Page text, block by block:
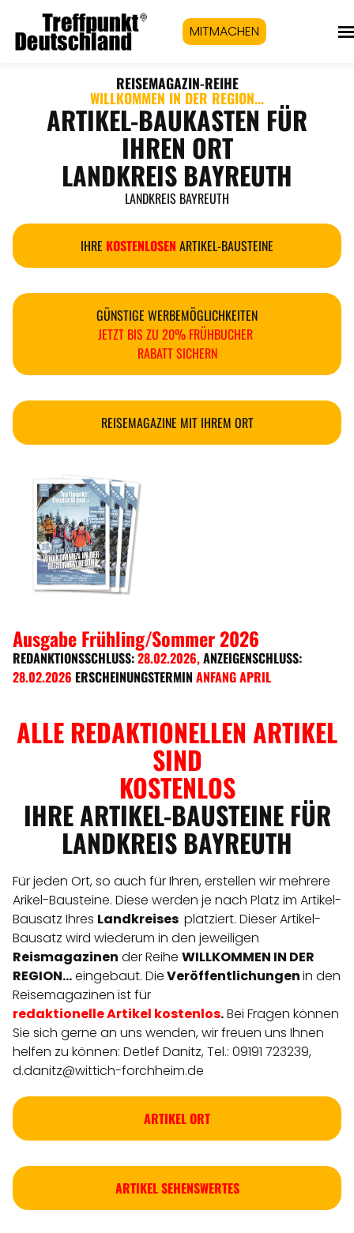
MITMACHEN
REISEMAGAZIN-REIHE
WILLKOMMEN IN DER REGION...
ARTIKEL-BAUKASTEN FÜR
IHREN ORT
LANDKREIS BAYREUTH
LANDKREIS BAYREUTH
IHRE KOSTENLOSEN ARTIKEL-BAUSTEINE
GÜNSTIGE WERBEMÖGLICHKEITEN
JETZT BIS ZU 20% FRÜHBUCHER
RABATT SICHERN
REISEMAGAZINE MIT IHREM ORT
Ausgabe Frühling/Sommer 2026
REDANKTIONSSCHLUSS:28.02.2026,ANZEIGENSCHLUSS:
28.02.2026 ERSCHEINUNGSTERMIN ANFANG APRIL
ALLE REDAKTIONELLEN ARTIKEL
SIND
KOSTENLOS
IHRE ARTIKEL-BAUSTEINE FÜR
LANDKREIS BAYREUTH
Für jeden Ort, so auch für Ihren, erstellen wir mehrere
Arikel-Bausteine. Diese werden je nach Platz im Artikel-
Bausatz Ihres Landkreises platziert. Dieser Artikel-
Bausatz wird wiederum in den jeweiligen
Reismagazinen der Reihe WILLKOMMEN IN DER
REGION...eingebaut. DieVeröffentlichungenin den
Reisemagazinen ist für
redaktionelleArtikel kostenlos.Bei Fragen können
Sie sich gerne an uns wenden, wir freuen uns Ihnen
helfen zu können: Detlef Danitz, Tel.: 09191 723239,
d.danitz@wittich-forchheim.de
ARTIKEL ORT
ARTIKEL SEHENSWERTES